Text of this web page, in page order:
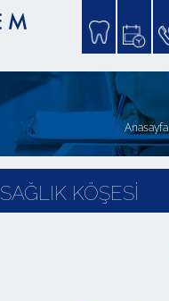
SAĞLIK KÖŞESİ
Anasayfa